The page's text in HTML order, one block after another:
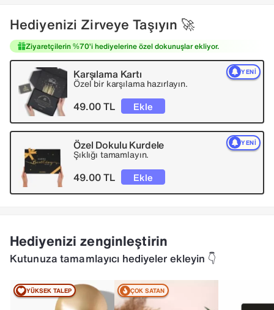
Hediyenizi Zirveye Taşıyın 🚀
Ziyaretçilerin %70’i hediyelerine özel dokunuşlar ekliyor.
Karşılama Kartı YENI
Özel bir karşılama hazırlayın.
49.00 TL Ekle
Özel Dokulu Kurdele YENI
Şıklığı tamamlayın.
49.00 TL Ekle
Hediyenizi zenginleştirin
Kutunuza tamamlayıcı hediyeler ekleyin 👇
YÜKSEK TALEP ÇOK SATAN